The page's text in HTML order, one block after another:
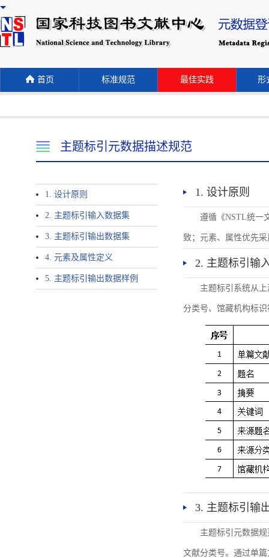
首页 标准规范 最佳实践 形
主题标引元数据描述规范
1. 设计原则
2. 主题标引输入数据集
3. 主题标引输出数据集
4. 元素及属性定义
5. 主题标引输出数据样例
1. 设计原则
遵循《NSTL统一
致；元素、属性优先
2. 主题标引输
主题标引系统从
分类号、馆藏机构标
3. 主题标引输
主题标引元数据
文献分类号。通过单